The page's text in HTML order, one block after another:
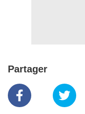
Partager